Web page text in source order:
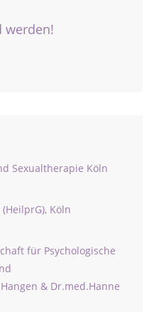
werden!
Sexualtherapie Köln
Köln
für Psychologische
& Dr.med.Hanne